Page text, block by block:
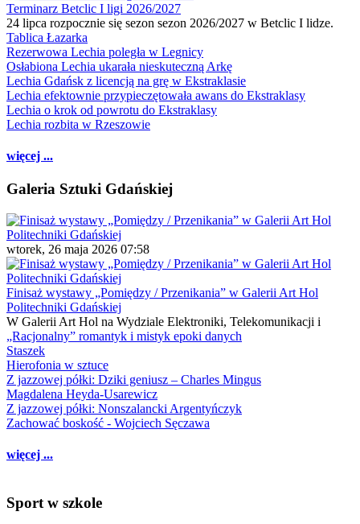
Terminarz Betclic I ligi 2026/2027
24 lipca rozpocznie się sezon sezon 2026/2027 w Betclic I lidze.
Tablica Łazarka
Rezerwowa Lechia poległa w Legnicy
Osłabiona Lechia ukarała nieskuteczną Arkę
Lechia Gdańsk z licencją na grę w Ekstraklasie
Lechia efektownie przypieczętowała awans do Ekstraklasy
Lechia o krok od powrotu do Ekstraklasy
Lechia rozbita w Rzeszowie
więcej ...
Galeria Sztuki Gdańskiej
wtorek, 26 maja 2026 07:58
Finisaż wystawy „Pomiędzy / Przenikania” w Galerii Art Hol
Politechniki Gdańskiej
W Galerii Art Hol na Wydziale Elektroniki, Telekomunikacji i
„Racjonalny” romantyk i mistyk epoki danych
Staszek
Hierofonia w sztuce
Z jazzowej półki: Dziki geniusz – Charles Mingus
Magdalena Heyda-Usarewicz
Z jazzowej półki: Nonszalancki Argentyńczyk
Zachować boskość - Wojciech Sęczawa
więcej ...
Sport w szkole